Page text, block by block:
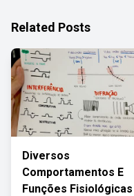
Related Posts
Diversos
Comportamentos E
Funções Fisiológicas